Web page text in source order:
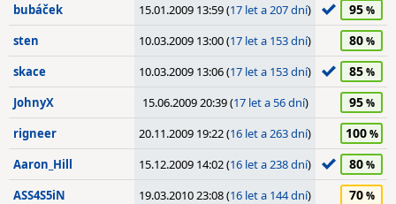
bubáček 15.01.2009 13:59 (17 let a 207 dní) 95
sten 10.03.2009 13:00 (17 let a 153 dní) 80
skace 10.03.2009 13:06 (17 let a 153 dní) 85
JohnyX 15.06.2009 20:39 (17 let a 56 dní) 95
rigneer 20.11.2009 19:22 (16 let a 263 dní) 100
Aaron_Hill 15.12.2009 14:02 (16 let a 238 dní) 80
ASS4S5iN 19.03.2010 23:08 (16 let a 144 dní) 70